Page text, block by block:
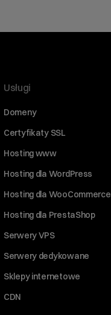
Usługi
Domeny
Certyfikaty SSL
Hosting www
Hosting dla WordPress
Hosting dla WooCommerce
Hosting dla PrestaShop
Serwery VPS
Serwery dedykowane
Sklepy internetowe
CDN